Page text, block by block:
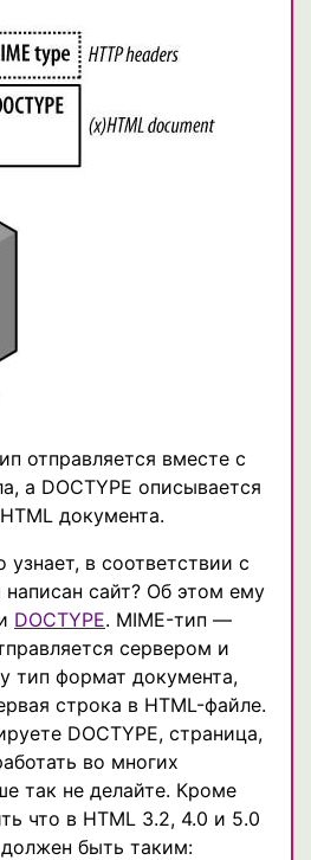
отправляется вместе с
а DOCTYPE описывается
документа.
в соответствии с
сайт? Об этом ему
DOCTYPE. MIME-тип —
сервером и
тип формат документа,
строка в HTML-файле.
DOCTYPE, страница,
во многих
так не делайте. Кроме
что в HTML 3.2, 4.0 и 5.0
быть таким: